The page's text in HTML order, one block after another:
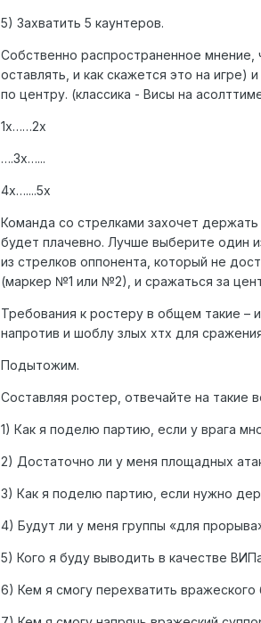
5) Захватить 5 каунтеров.
Собственно распространенное мнение,
оставлять, и как скажется это на
по центру. (классика - Висы на
1х……2х
….3х…...
4х…....5х
Команда со стрелками захочет
будет плачевно. Лучше выберите один
из стрелков оппонента, который не
(маркер №1 или №2), и сражаться за
Требования к ростеру в общем такие –
напротив и шоблу злых хтх для
Подытожим.
Составляя ростер, отвечайте на такие
1) Как я поделю партию, если у врага
2) Достаточно ли у меня площадных
3) Как я поделю партию, если нужно
4) Будут ли у меня группы «для
5) Кого я буду выводить в качестве
6) Кем я смогу перехватить